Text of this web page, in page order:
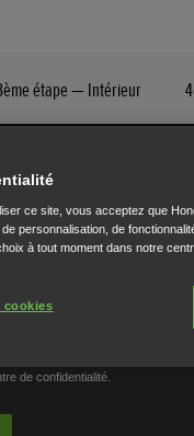
étape — Intérieur
ce site, vous acceptez que
personnalisation, de
à tout moment dans notre
cookies